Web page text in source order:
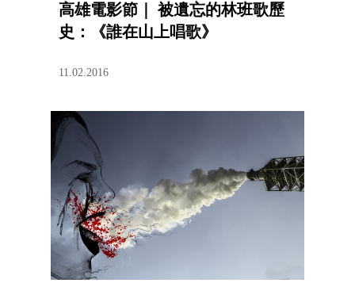
高雄電影節｜ 被遺忘的林班歌歷
史：《誰在山上唱歌》
11.02.2016